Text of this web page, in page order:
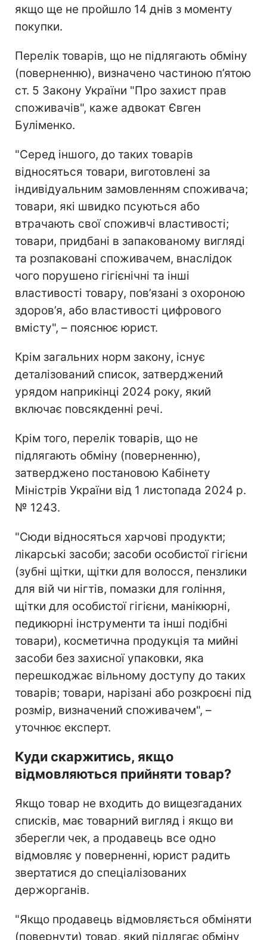
якщо ще не пройшло 14 днів з моменту
покупки.
Перелік товарів, що не підлягають обміну
(поверненню), визначено частиною п’ятою
ст. 5 Закону України "Про захист прав
споживачів", каже адвокат Євген
Буліменко.
"Серед іншого, до таких товарів
відносяться товари, виготовлені за
індивідуальним замовленням споживача;
товари, які швидко псуються або
втрачають свої споживчі властивості;
товари, придбані в запакованому вигляді
та розпаковані споживачем, внаслідок
чого порушено гігієнічні та інші
властивості товару, пов’язані з охороною
здоров’я, або властивості цифрового
вмісту", – пояснює юрист.
Крім загальних норм закону, існує
деталізований список, затверджений
урядом наприкінці 2024 року, який
включає повсякденні речі.
Крім того, перелік товарів, що не
підлягають обміну (поверненню),
затверджено постановою Кабінету
Міністрів України від 1 листопада 2024 р.
№ 1243.
"Сюди відносяться харчові продукти;
лікарські засоби; засоби особистої гігієни
(зубні щітки, щітки для волосся, пензлики
для вій чи нігтів, помазки для гоління,
щітки для особистої гігієни, манікюрні,
педикюрні інструменти та інші подібні
товари), косметична продукція та мийні
засоби без захисної упаковки, яка
перешкоджає вільному доступу до таких
товарів; товари, нарізані або розкроєні під
розмір, визначений споживачем", –
уточнює експерт.
Куди скаржитись, якщо
відмовляються прийняти товар?
Якщо товар не входить до вищезгаданих
списків, має товарний вигляд і якщо ви
зберегли чек, а продавець все одно
відмовляє у поверненні, юрист радить
звертатися до спеціалізованих
держорганів.
"Якщо продавець відмовляється обміняти
(повернути) товар, який підлягає обміну